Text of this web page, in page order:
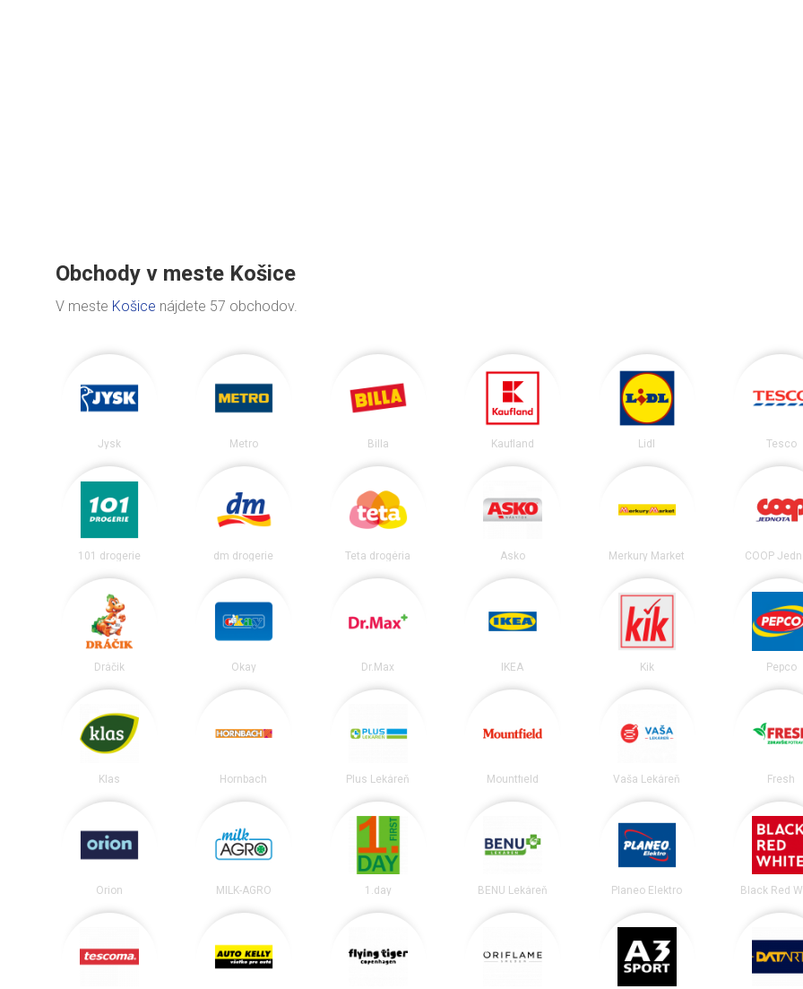
Obchody v meste Košice
V meste Košice nájdete 57 obchodov.
Jysk Metro Billa Kaufland Lidl Tesco
101 drogerie dm drogerie Teta drogéria Asko Merkury Market COOP
Dráčik Okay Dr.Max IKEA Kik Pepco
Klas Hornbach Plus Lekáreň Mountfield Vaša Lekáreň Fresh
Orion MILK-AGRO 1.day BENU Lekáreň Planeo Elektro Black Red